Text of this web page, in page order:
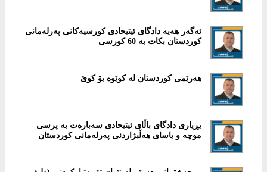
ئەگەر هەیە دادگای ئیتیحادی کورسیەکانی پەرلەمانی
کوردستان بکات بە 60 کورسی
هەرێمی کوردستان لە کوێوە بۆ کوێ
بڕیاری دادگای باڵای ئیتیحادی سەبارەت بە پرسی
موچە و یاسای هەڵبژاردنی پەرلەمانی کوردستان